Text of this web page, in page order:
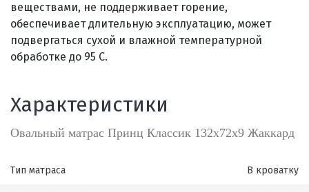
веществами, не поддерживает горение,
обеспечивает длительную эксплуатацию, может
подвергаться сухой и влажной температурной
обработке до 95 С.
Характеристики
Овальный матрас Принц Классик 132х72х9 Жаккард
Тип матраса В кроватку